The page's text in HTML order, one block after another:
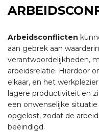
Arbeidsconflicten
aan gebrek aan
verantwoordelijkheden,
arbeidsrelatie. Hierdoor
elkaar, en het
lagere productiviteit en
een onwenselijke
opgelost, zodat de
beëindigd.